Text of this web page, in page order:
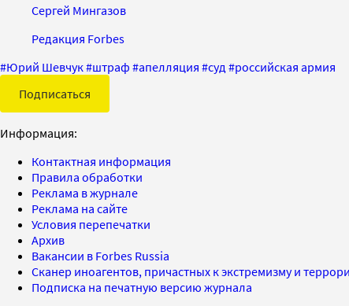
Сергей Мингазов
Редакция Forbes
#Юрий Шевчук#штраф #апелляция #суд #российская армия
Подписаться
Информация:
Контактная информация
Правила обработки
Реклама в журнале
Реклама на сайте
Условия перепечатки
Архив
Вакансии в Forbes Russia
Сканер иноагентов, причастных к экстремизму и
Подписка на печатную версию журнала